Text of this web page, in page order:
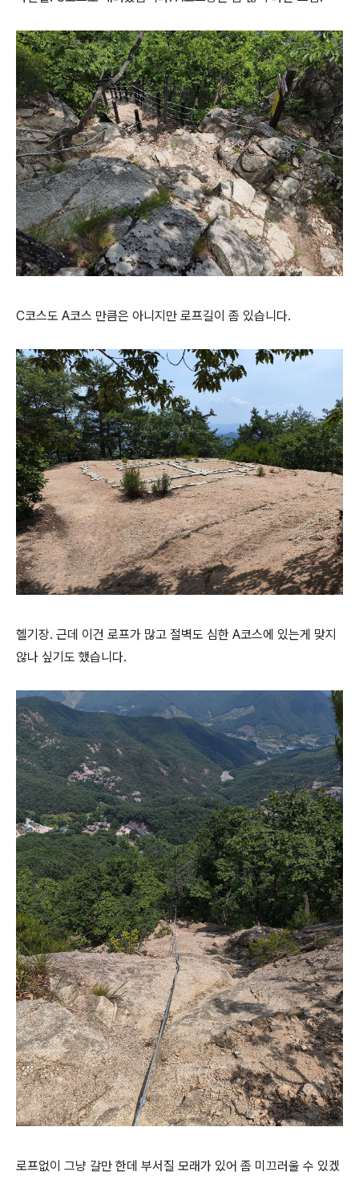
C코스도 A코스 만큼은 아니지만 로프길이 좀 있습니다.
헬기장. 근데 이건 로프가 많고 절벽도 심한 A코스에 있는게 맞지
않나 싶기도 했습니다.
로프없이 그냥 갈만 한데 부서질 모래가 있어 좀 미끄러울 수 있겠